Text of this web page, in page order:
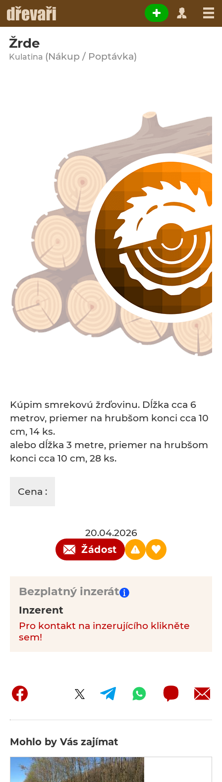
Žrde
Kulatina (Nákup / Poptávka)
Kúpim smrekovú žrďovinu. Dĺžka cca 6
metrov, priemer na hrubšom konci cca 10
cm, 14 ks.
alebo dĺžka 3 metre, priemer na hrubšom
konci cca 10 cm, 28 ks.
Cena :
20.04.2026
Žádost
Bezplatný inzerát
Inzerent
Pro kontakt na inzerujícího klikněte
sem!
Mohlo by Vás zajímat